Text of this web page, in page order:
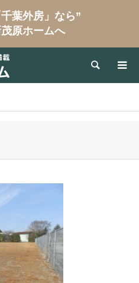
葉外房」なら”
原ホームへ
検索